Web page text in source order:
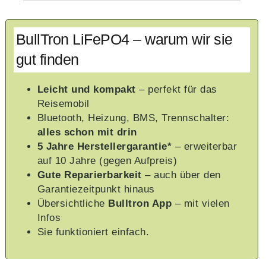
BullTron LiFePO4 – warum wir sie
gut finden
Leicht und kompakt – perfekt für das
Reisemobil
Bluetooth, Heizung, BMS, Trennschalter:
alles schon mit drin
5 Jahre Herstellergarantie* – erweiterbar
auf 10 Jahre (gegen Aufpreis)
Gute Reparierbarkeit – auch über den
Garantiezeitpunkt hinaus
Übersichtliche Bulltron App – mit vielen
Infos
Sie funktioniert einfach.